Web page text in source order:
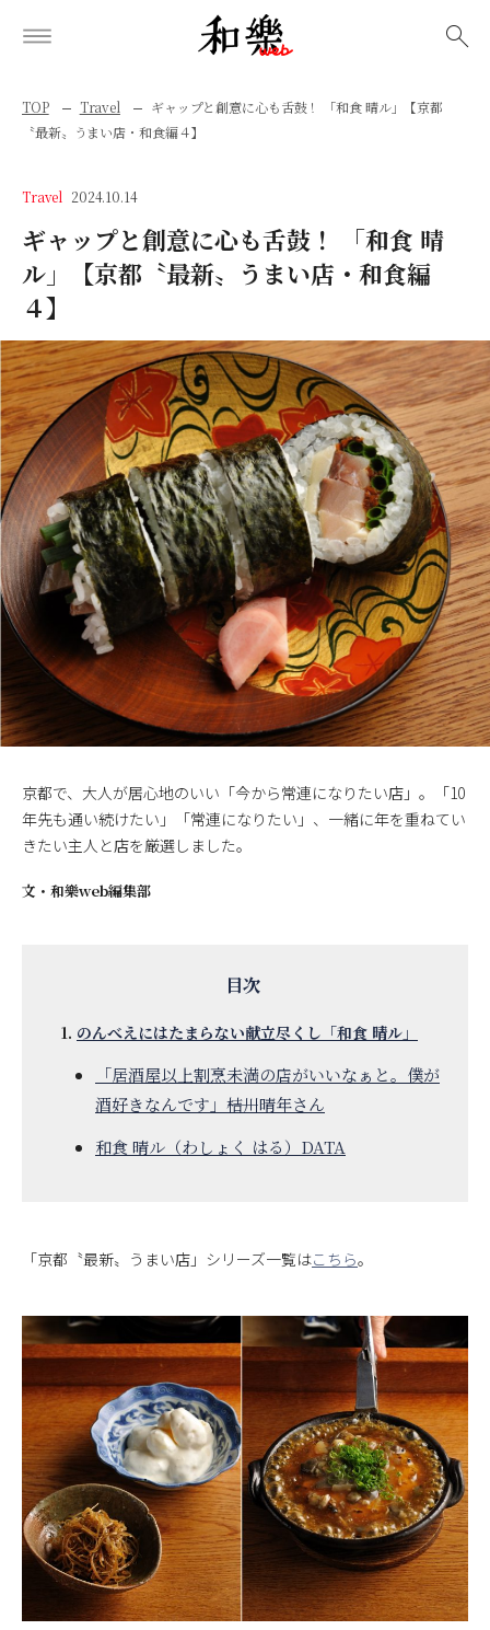
TOP Travel
ギャップと創意に心も舌鼓！ 「和食 晴ル」【京都
〝最新〟うまい店・和食編４】
Travel 2024.10.14
ギャップと創意に心も舌鼓！ 「和食 晴
ル」【京都〝最新〟うまい店・和食編
４】
京都で、大人が居心地のいい「今から常連になりたい店」。「10
年先も通い続けたい」「常連になりたい」、一緒に年を重ねてい
きたい主人と店を厳選しました。
文・ 和樂web編集部
のんべえにはたまらない献立尽くし「和食 晴ル」
「居酒屋以上割烹未満の店がいいなぁと。僕が
酒好きなんです」――桔川晴年さん
和食 晴ル（わしょく はる）DATA
「京都〝最新〟うまい店」シリーズ一覧はこちら。